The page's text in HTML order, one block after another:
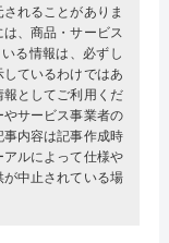
れることがありま
、商品・サービス
る情報は、必ずし
ているわけではあ
としてご利用くだ
サービス事業者の
内容は記事作成時
ルによって仕様や
中止されている場